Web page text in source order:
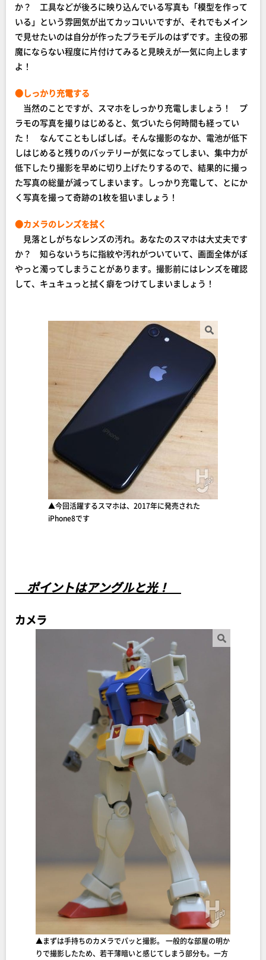
か？ 工具などが後ろに映り込んでいる写真も「模型を作って
いる」という雰囲気が出てカッコいいですが、それでもメイン
で見せたいのは自分が作ったプラモデルのはずです。主役の邪
魔にならない程度に片付けてみると見映えが一気に向上します
よ！
●しっかり充電する
当然のことですが、スマホをしっかり充電しましょう！ プ
ラモの写真を撮りはじめると、気づいたら何時間も経ってい
た！ なんてこともしばしば。そんな撮影のなか、電池が低下
しはじめると残りのバッテリーが気になってしまい、集中力が
低下したり撮影を早めに切り上げたりするので、結果的に撮っ
た写真の総量が減ってしまいます。しっかり充電して、とにか
く写真を撮って奇跡の1枚を狙いましょう！
●カメラのレンズを拭く
見落としがちなレンズの汚れ。あなたのスマホは大丈夫です
か？ 知らないうちに指紋や汚れがついていて、画面全体がぼ
やっと濁ってしまうことがあります。撮影前にはレンズを確認
して、キュキュっと拭く癖をつけてしまいましょう！
▲今回活躍するスマホは、2017年に発売された
iPhone8です
ポイントはアングルと光！
カメラ
▲まずは手持ちのカメラでパッと撮影。 一般的な部屋の明か
りで撮影したため、若干薄暗いと感じてしまう部分も。一方